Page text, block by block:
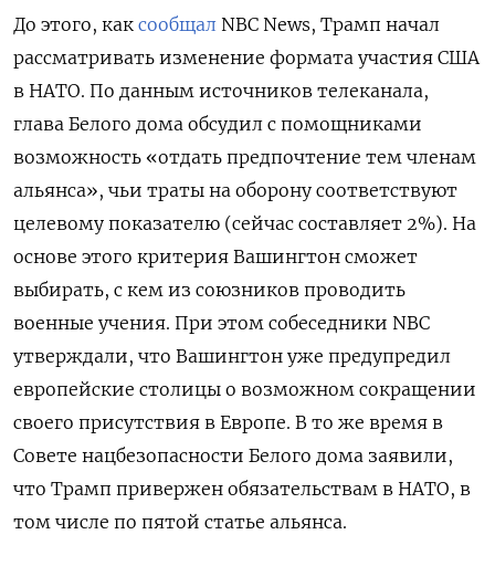
До этого, как сообщал NBC News, Трамп начал
рассматривать изменение формата участия США
в НАТО. По данным источников телеканала,
глава Белого дома обсудил с помощниками
возможность «отдать предпочтение тем членам
альянса», чьи траты на оборону соответствуют
целевому показателю (сейчас составляет 2%). На
основе этого критерия Вашингтон сможет
выбирать, с кем из союзников проводить
военные учения. При этом собеседники NBC
утверждали, что Вашингтон уже предупредил
европейские столицы о возможном сокращении
своего присутствия в Европе. В то же время в
Совете нацбезопасности Белого дома заявили,
что Трамп привержен обязательствам в НАТО, в
том числе по пятой статье альянса.